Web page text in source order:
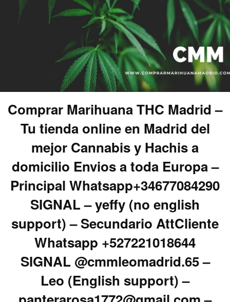
Comprar Marihuana THC Madrid –
Tu tienda online en Madrid del
mejor Cannabis y Hachis a
domicilio Envios a toda Europa –
Principal Whatsapp+34677084290
SIGNAL – yeffy (no english
support) – Secundario AttCliente
Whatsapp +527221018644
SIGNAL @cmmleomadrid.65 –
Leo (English support) –